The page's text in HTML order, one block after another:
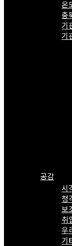
온
충
기
기
공감
시
청
보
취
우
기